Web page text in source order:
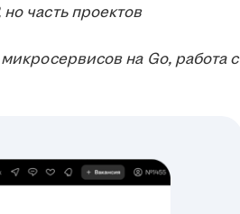
часть проектов
на Go, работа с